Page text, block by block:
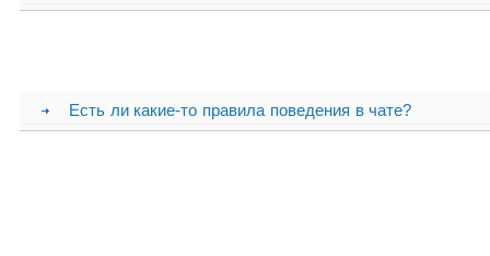
Есть ли какие-то правила поведения в чате?